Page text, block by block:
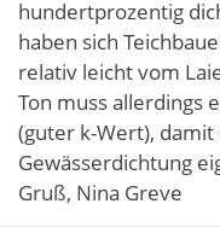
hundertprozentig
haben sich
relativ leicht vom
Ton muss allerdings
(guter k-Wert),
Gewässerdichtung
Gruß, Nina Greve